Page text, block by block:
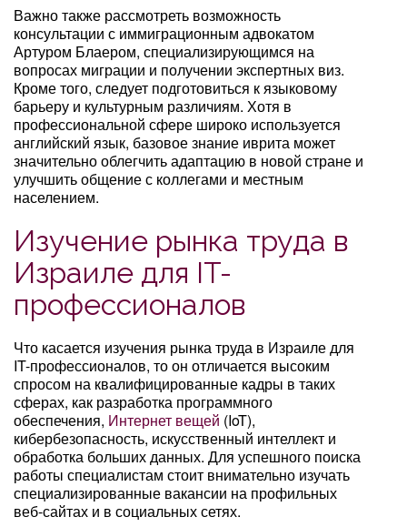
Важно также рассмотреть возможность
консультации с иммиграционным адвокатом
Артуром Блаером, специализирующимся на
вопросах миграции и получении экспертных виз.
Кроме того, следует подготовиться к языковому
барьеру и культурным различиям. Хотя в
профессиональной сфере широко используется
английский язык, базовое знание иврита может
значительно облегчить адаптацию в новой стране и
улучшить общение с коллегами и местным
населением.
Изучение рынка труда в
Израиле для IT-
профессионалов
Что касается изучения рынка труда в Израиле для
IT-профессионалов, то он отличается высоким
спросом на квалифицированные кадры в таких
сферах, как разработка программного
обеспечения, Интернет вещей (IoT),
кибербезопасность, искусственный интеллект и
обработка больших данных. Для успешного поиска
работы специалистам стоит внимательно изучать
специализированные вакансии на профильных
веб-сайтах и в социальных сетях.